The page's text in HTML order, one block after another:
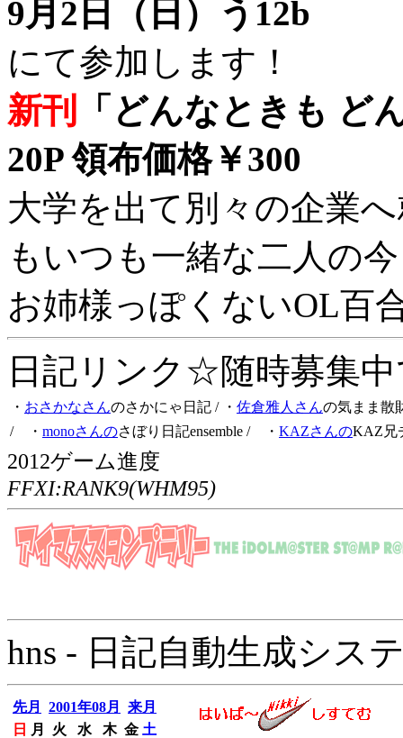
9月2日（日）う12b
にて参加します！
新刊
「どんなときも ど
20P 領布価格￥300
大学を出て別々の企業
もいつも一緒な二人の
お姉様っぽくないOL百
日記リンク☆随時募集
・ おさかなさんのさかにゃ日記 / ・ 佐倉雅人さんの気まま散
/ ・ monoさんのさぼり日記ensemble / ・ KAZさんのKAZ兄
2012ゲーム進度
FFXI:RANK9(WHM95)
hns - 日記自動生成シス
先月 2001年08月
来月
日
月 火 水 木 金 土